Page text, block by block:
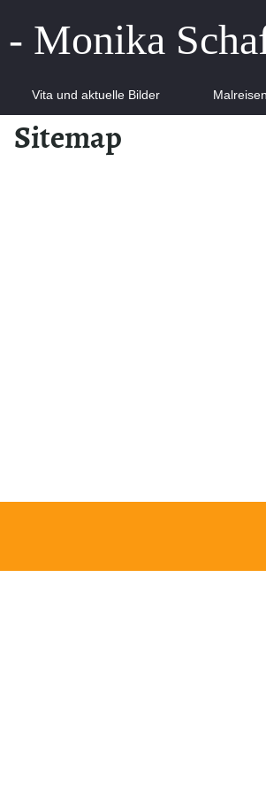
Monika
Vita und aktuelle Bilder
Sitemap